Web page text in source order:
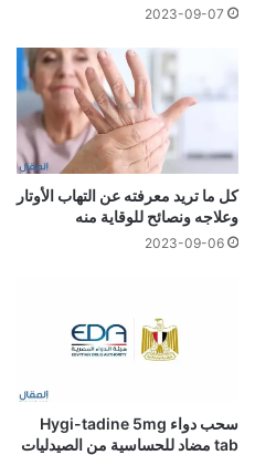
2023-09-07
كل ما تريد معرفته عن التهاب الأوتار
وعلاجه ونصائح للوقاية منه
2023-09-06
سحب دواء Hygi-tadine 5mg
tab مضاد للحساسية من الصيدليات